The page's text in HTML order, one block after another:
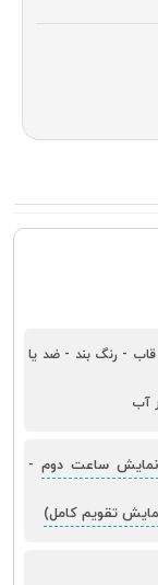
- رنگ بند - ضد یا
آب
نمایش ساعت دوم -
تقویم کامل)